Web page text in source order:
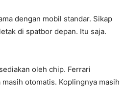
dengan mobil standar. Sikap
di spatbor depan. Itu saja.
oleh chip. Ferrari
otomatis. Koplingnya masih